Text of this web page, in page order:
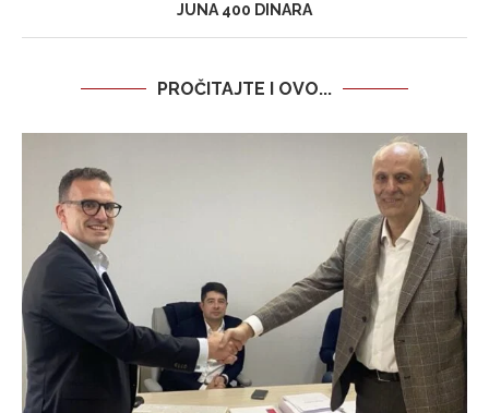
JUNA 400 DINARA
PROČITAJTE I OVO...